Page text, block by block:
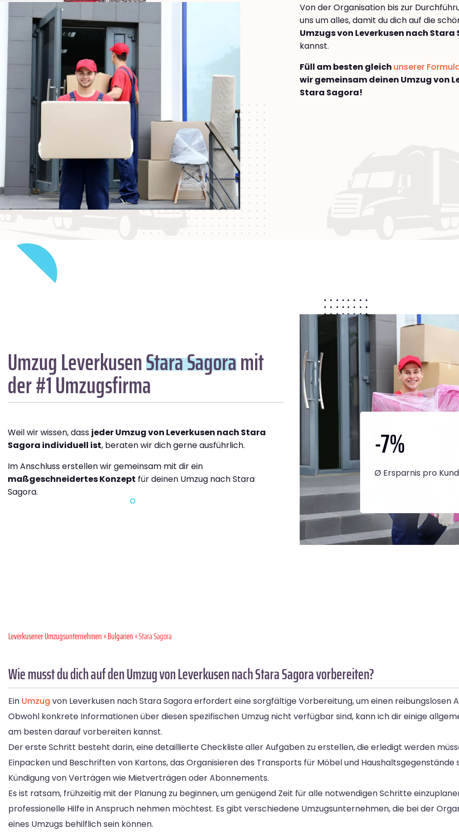
Von der Organisation bis zur
uns um alles, damit du dich auf die
Umzugs von Leverkusen nach Stara
kannst.
Füll am besten gleich unserer
wir gemeinsam deinen Umzug von
Stara Sagora!
Umzug LeverkusenStara Sagoramit
der #1 Umzugsfirma
Weil wir wissen, dass jeder Umzug von Leverkusen nach Stara
Sagora individuell ist, beraten wir dich gerne ausführlich.
Im Anschluss erstellen wir gemeinsam mit dir ein
maßgeschneidertes Konzept für deinen Umzug nach Stara
Sagora.
-7%
Ø Ersparnis pro
Leverkusener Umzugsunternehmen»Bulgarien» Stara Sagora
Wie musst du dich auf den Umzug von Leverkusen nach Stara Sagora vorbereiten?
Ein Umzug von Leverkusen nach Stara Sagora erfordert eine sorgfältige Vorbereitung, um einen reibungslosen
Obwohl konkrete Informationen über diesen spezifischen Umzug nicht verfügbar sind, kann ich dir einige
am besten darauf vorbereiten kannst.
Der erste Schritt besteht darin, eine detaillierte Checkliste aller Aufgaben zu erstellen, die erledigt werden
Einpacken und Beschriften von Kartons, das Organisieren des Transports für Möbel und
Kündigung von Verträgen wie Mietverträgen oder Abonnements.
Es ist ratsam, frühzeitig mit der Planung zu beginnen, um genügend Zeit für alle notwendigen Schritte
professionelle Hilfe in Anspruch nehmen möchtest. Es gibt verschiedene Umzugsunternehmen, die bei der
eines Umzugs behilflich sein können.